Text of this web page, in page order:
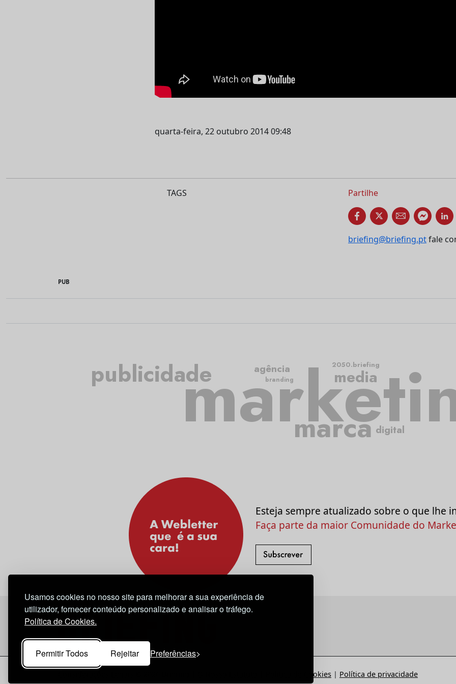
Usamos cookies no nosso site para melhorar a sua experiência de
utilizador, fornecer conteúdo personalizado e analisar o tráfego.
Política de Cookies.
Permitir Todos Rejeitar Preferências
quarta-feira, 22 outubro 2014 09:48
TAGS Partilhe
briefing@briefing.ptfale
PUB
publicidade
marca
media
agência
digital
2050.briefing
branding
Esteja sempre atualizado sobre o que lhe
Faça parte da maior Comunidade do
Política de Cookies | Política de privacidade